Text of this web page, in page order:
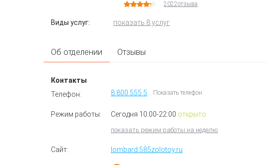
2022отзыва
Виды услуг: показать 8 услуг
Об отделении Отзывы
Контакты
Телефон:
Показать телефон
Режим работы: Сегодня 10:00-22:00 открыто
показать режим работы на неделю
Сайт: lombard.585zolotoy.ru